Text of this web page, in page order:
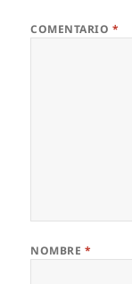
COMENTARIO *
NOMBRE *